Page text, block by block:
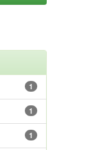
1
1
1